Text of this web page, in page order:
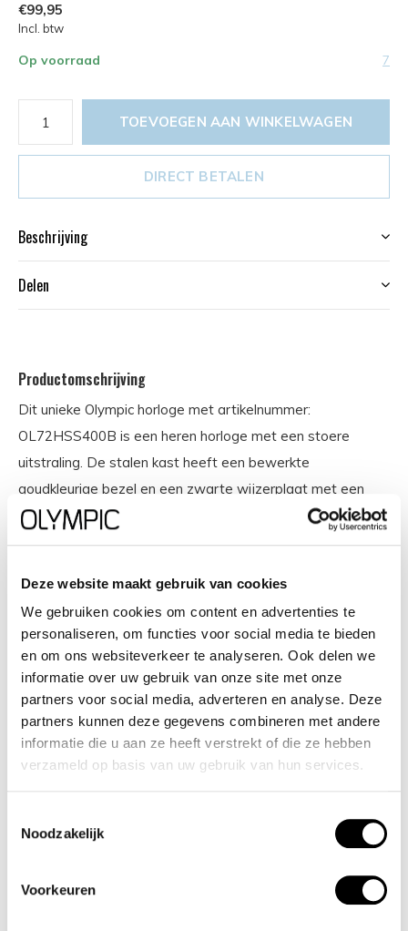
Deze website maakt gebruik van cookies
We gebruiken cookies om content en advertenties te
personaliseren, om functies voor social media te bieden
en om ons websiteverkeer te analyseren. Ook delen we
informatie over uw gebruik van onze site met onze
partners voor social media, adverteren en analyse. Deze
partners kunnen deze gegevens combineren met andere
informatie die u aan ze heeft verstrekt of die ze hebben
verzameld op basis van uw gebruik van hun services.
Noodzakelijk
Voorkeuren
€99,95
Incl. btw
Op voorraad 7
TOEVOEGEN AAN WINKELWAGEN
DIRECT BETALEN
Beschrijving
Delen
Productomschrijving
Dit unieke Olympic horloge met artikelnummer:
OL72HSS400B is een heren horloge met een stoere
uitstraling. De stalen kast heeft een bewerkte
goudkleurige bezel en een zwarte wijzerplaat met een
datum. De uursaanduiding is opvallend door de lumibrite
strepen en wijzers. Dit geeft het horloge een sportief
schakelband met een vouwsluiting. Het horloge heeft een
mineraalglas, een doorsnee van 43mm en is 10ATM.
Waterdichtheid 10ATM
Dit horloge is bestand tegen water bij het zwemmen en
douchen. Dit horloge is niet bestand tegen (grote)
waterdruk dus je kunt er niet mee duiken.
Het merk
horlogemerk Olympic levert stoere chronografen, slimline